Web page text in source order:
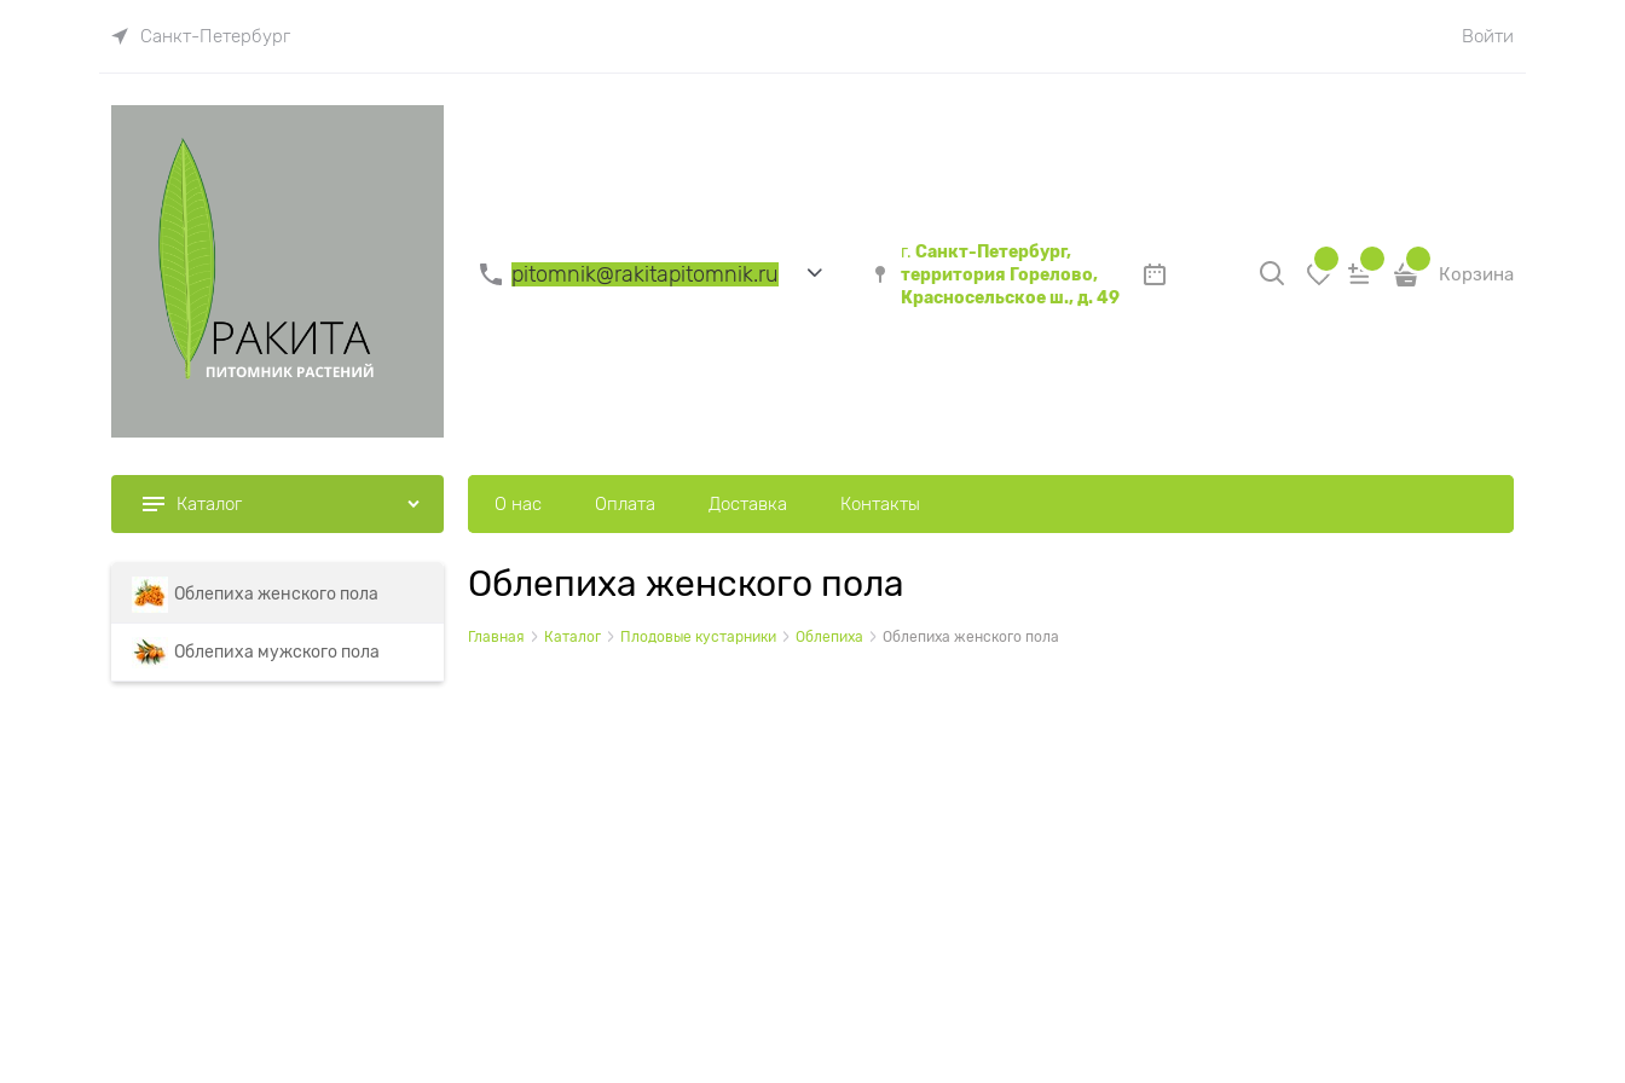
Санкт-Петербург Войти
pitomnik@rakitapitomnik.ru
г. Санкт-Петербург,
территория Горелово,
Красносельское ш., д. 49
Корзина
Каталог О нас Оплата Доставка Контакты
Облепиха женского пола
Облепиха мужского пола
Облепиха женского пола
Главная Каталог Плодовые кустарники Облепиха Облепиха женского пола